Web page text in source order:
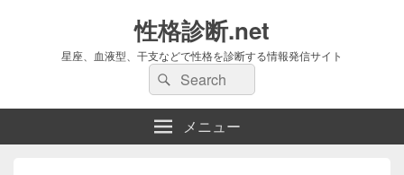
性格診断.net
星座、血液型、干支などで性格を診断する情報発信サイト
検
索:
検
索
メニュー